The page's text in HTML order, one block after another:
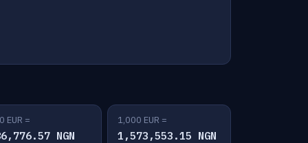
EUR =
NGN
1,000 EUR =
1,573,553.15 NGN